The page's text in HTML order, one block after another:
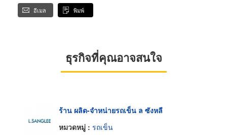
อีเมล พิมพ์
ธุรกิจที่คุณอาจสนใจ
ร้าน ผลิต-จำหน่ายรถเข็น ล ซังหลี
หมวดหมู่ : รถเข็น